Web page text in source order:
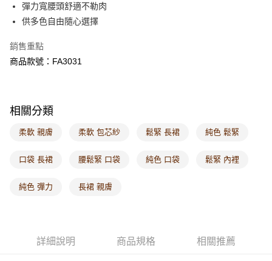
7-11取貨付款
每筆NT$60，滿NT$1,000(含以上)免運費
付款後7-11取貨
每筆NT$60，滿NT$1,000(含以上)免運費
每筆NT$120，滿NT$1,000(含以上)免運費
付款後門市自取
海外配送-港/澳/新/馬/泰國專屬 查看運費
海外配送-其他亞洲地區
彈力寬腰頭舒適不勒肉
供多色自由隨心選擇
銷售重點
商品款號：FA3031
相關分類
柔軟 親膚 柔軟 包芯紗 鬆緊 長裙 純色 鬆緊
口袋 長裙 腰鬆緊 口袋 純色 口袋 鬆緊 內裡
純色 彈力 長裙 親膚
詳細說明 商品規格 相關推薦